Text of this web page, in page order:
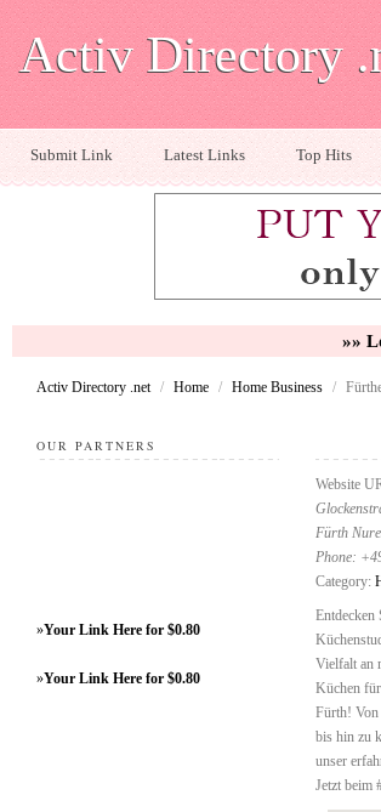
Activ Directory
Submit Link Latest Links Top Hits
»»
Activ Directory .net / Home / Home Business /
OUR PARTNERS
»Your Link Here for $0.80
»Your Link Here for $0.80
Website
Fürth
Phone:
Category:
Entdecken
Vielfalt an
Küchen
Fürth! Von
bis hin zu
unser
Jetzt beim